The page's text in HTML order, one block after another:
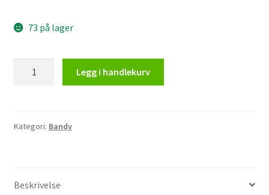
73 på lager
Legg i handlekurv
Kategori: Bandy
Beskrivelse